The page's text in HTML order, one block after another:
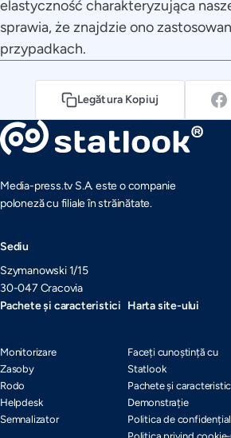
elastyczność charakteryzująca
sprawia, że znajdzie ono
przypadkach.
Legătura Kopiuj
Media-press.tv S.A. este o companie
poloneză cu filiale în străinătate.
Sediu
Szymanowski 1/15
30-047 Cracovia
Pachete și caracteristici
Monitorizare
Zasoby
Rodo
Helpdesk
Semnalizator
Harta site-ului
Faceți cunoștință cu
Statlook
Pachete și
Demonstrație
Politica de